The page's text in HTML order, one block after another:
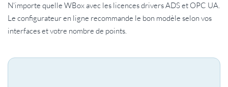
N'importe quelle WBox avec les licences drivers ADS et OPC UA.
Le configurateur en ligne recommande le bon modèle selon vos
interfaces et votre nombre de points.